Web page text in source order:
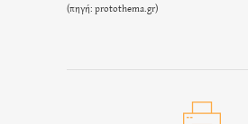
(πηγή: protothema.gr)